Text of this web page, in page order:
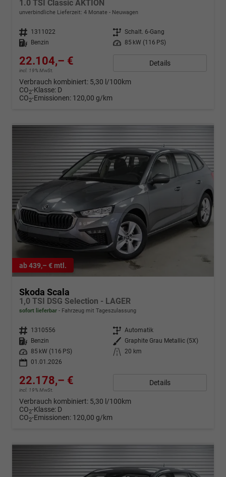
1.0 TSI Classic AKTION
unverbindliche Lieferzeit: 4 Monate Neuwagen
Fahrzeugnr. 1311022 Getriebe Schalt. 6-Gang
Kraftstoff
Benzin Leistung 85 kW (116 PS)
22.104,– €
incl. 19% MwSt.
Details
Verbrauch kombiniert: 5,30 l/100km
CO2-Klasse: D
CO2-Emissionen: 120,00 g/km
ab 439,– € mtl.
Skoda Scala
1,0 TSI DSG Selection - LAGER
sofort lieferbar Fahrzeug mit Tageszulassung
Fahrzeugnr. 1310556 Getriebe Automatik
Kraftstoff
Benzin Außenfarbe
Graphite Grau Metallic (5X)
Leistung
85 kW (116 PS) Kilometerstand
20 km
01.01.2026
22.178,– €
incl. 19% MwSt.
Details
Verbrauch kombiniert: 5,30 l/100km
CO2-Klasse: D
CO2-Emissionen: 120,00 g/km